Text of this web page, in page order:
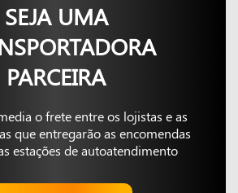
SEJA UMA
PARCEIRA
o frete entre os lojistas e as
que entregarão as encomendas
estações de autoatendimento